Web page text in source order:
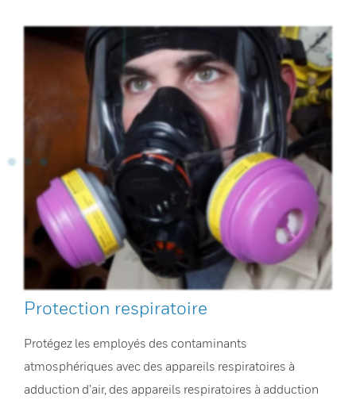
Protection respiratoire
Protégez les employés des contaminants
atmosphériques avec des appareils respiratoires à
adduction d’air, des appareils respiratoires à adduction